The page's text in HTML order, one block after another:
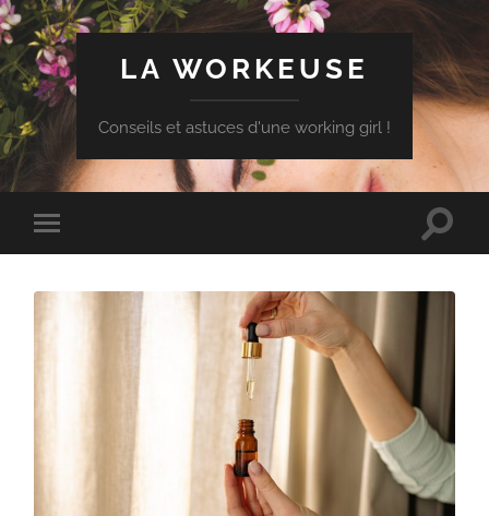
LA WORKEUSE
Conseils et astuces d'une working girl !
Toggle
mobile
Toggle